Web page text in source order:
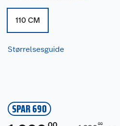
110 CM
Størrelsesguide
SPAR 690
00